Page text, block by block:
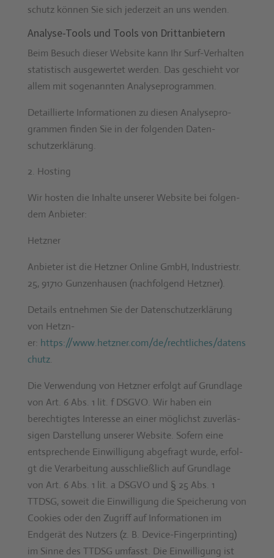
schutz kön­nen Sie sich jed­erzeit an uns wen­den.
Analyse-Tools und Tools von Dritt­anbietern
Beim Besuch dieser Web­site kann Ihr Surf-Ver­hal­ten
sta­tis­tisch aus­gew­ertet wer­den. Das geschieht vor
allem mit soge­nan­nten Analy­se­pro­gram­men.
Detail­lierte Infor­ma­tio­nen zu diesen Analy­se­pro­
gram­men find­en Sie in der fol­gen­den Daten­
schutzerk­lärung.
Host­ing
Wir hosten die Inhalte unser­er Web­site bei fol­gen­
dem Anbi­eter:
Het­zn­er
Anbi­eter ist die Het­zn­er Online GmbH, Indus­triestr.
25, 91710 Gun­zen­hausen (nach­fol­gend Het­zn­er).
Details ent­nehmen Sie der Daten­schutzerk­lärung
von Het­zn­
er: https://www.hetzner.com/de/rechtliches/datens
chutz.
Die Ver­wen­dung von Het­zn­er erfol­gt auf Grund­lage
von Art. 6 Abs. 1 lit. f DSGVO. Wir haben ein
berechtigtes Inter­esse an ein­er möglichst zuver­läs­
si­gen Darstel­lung unser­er Web­site. Sofern eine
entsprechende Ein­willi­gung abge­fragt wurde, erfol­
gt die Ver­ar­beitung auss­chließlich auf Grund­lage
von Art. 6 Abs. 1 lit. a DSGVO und § 25 Abs. 1
TTDSG, soweit die Ein­willi­gung die Spe­icherung von
Cook­ies oder den Zugriff auf Infor­ma­tio­nen im
Endgerät des Nutzers (z. B. Device-Fin­ger­print­ing)
im Sinne des TTDSG umfasst. Die Ein­willi­gung ist